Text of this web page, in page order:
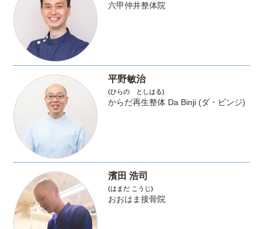
六甲仲井整体院
平野敏治
(ひらの としはる)
からだ再生整体 Da Binji (ダ・ビンジ)
濱田 浩司
(はまだ こうじ)
おおはま接骨院